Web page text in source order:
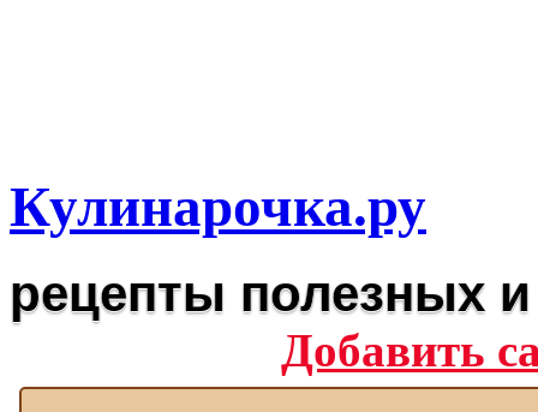
Кулинарочка.ру
рецепты полезных
Добавить